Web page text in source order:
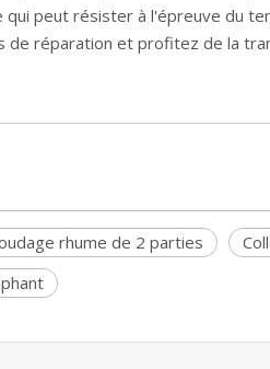
peut résister à l'épreuve du
de réparation et profitez de la
rhume de 2 parties